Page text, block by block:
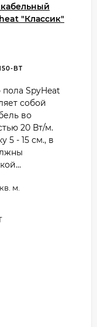
"Классик"
BT
SpyHeat
собой
во
20 Вт/м.
5 - 15 см., в
м.